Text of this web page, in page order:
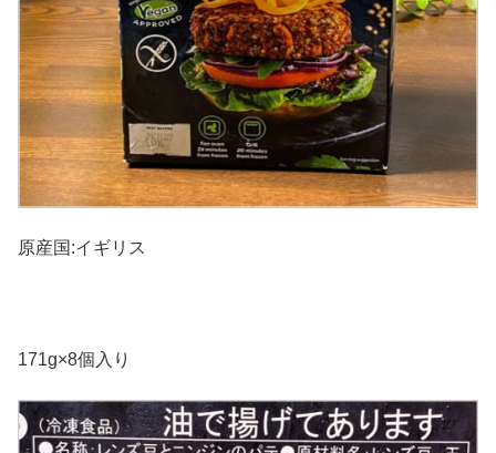
原産国:イギリス
171g×8個入り